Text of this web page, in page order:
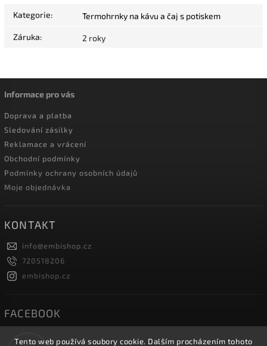
Tento web používá soubory cookie. Dalším procházením tohoto
Kategorie: Termohrnky na kávu a čaj s potiskem
Záruka: 2 roky
Informace pro vás
Doprava a platba
Sledování zásilky
Reklamace a vrácení
Obchodní podmínky
Podmínky ochrany osobních údajů
Moje objednávka
KONTAKT
info@embishop.cz
720518206
embishop.cz
FACEBOOK